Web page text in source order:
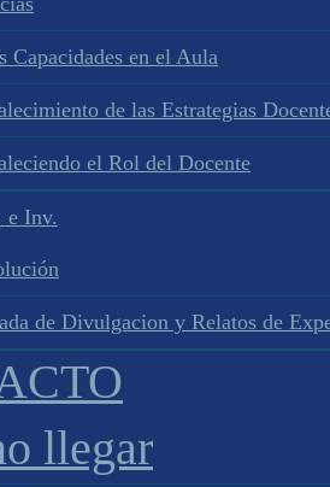
Capacidades en el Aula
de las Estrategias
el Rol del Docente
e Inv.
de Divulgacion y Relatos de
llegar